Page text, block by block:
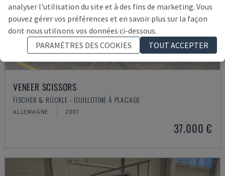
VENEER SCISSORS
FISCHER & RÜCKLE - GUILLOTINE À PLACAGE
ALLEMAGNE 2007
37.000 €
analyser l'utilisation du site et à des fins de marketing. Vous
pouvez gérer vos préférences et en savoir plus sur la façon
dont nous utilisons vos données ci-dessous.
PARAMÈTRES DES COOKIES
TOUT ACCEPTER